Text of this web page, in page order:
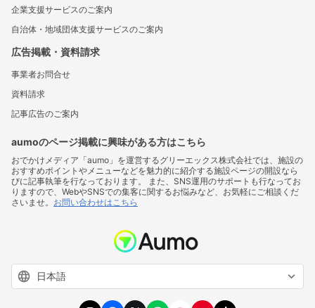
企業支援サービスのご案内
自治体・地域団体支援サービスのご案内
広告掲載・資料請求
事業者お問合せ
資料請求
記事広告のご案内
aumoのページ掲載に興味がある方はこちら
おでかけメディア「aumo」を運営するグリーエックス株式会社では、施設の
おすすめポイントやメニューなどを魅力的に紹介する施設ページの開設なら
びに記事執筆を行なっております。 また、SNS運用のサポートも行なってお
りますので、WebやSNSでの集客に関するお悩みなど、お気軽にご相談くだ
さいませ。 お問い合わせはこちら